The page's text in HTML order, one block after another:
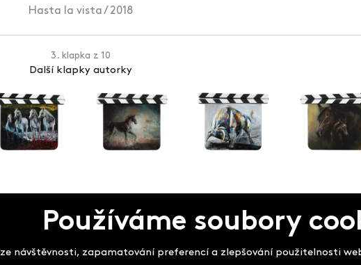
Hasta la vista / 2018
3. klapka z 10
Další klapky autorky
klapek
Používáme soubory
návštěvnosti, zapamatování preferencí a zlepšování použitelnosti